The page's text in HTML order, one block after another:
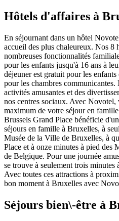
Hôtels d'affaires à
En séjournant dans un hôtel
accueil des plus chaleureux. Nos 8
nombreuses fonctionnalités
pour les enfants jusqu'à 16 ans à
déjeuner est gratuit pour les
pour les chambres
activités amusantes et des
nos centres sociaux. Avec
maximum de votre séjour en
Brussels Grand Place bénéficie
séjours en famille à Bruxelles, à
Musée de la Ville de Bruxelles, à
Place et à onze minutes à pied des
de Belgique. Pour une journée
se trouve à seulement trois
Avec toutes ces attractions à
bon moment à Bruxelles avec
Séjours bien\-être à